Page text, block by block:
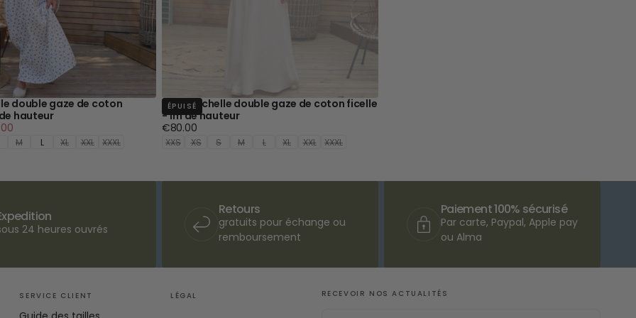
double gaze de coton
hauteur
M L XL XXL XXXL
Jupe Rachelle double gaze de coton ficelle
- 1m de hauteur
ÉPUISÉ
Prix
régulier
€80.00
XXS XS S M L XL XXL XXXL
24 heures ouvrés
Retours
gratuits pour échange ou
remboursement
Paiement 100% sécurisé
Par carte, Paypal, Apple pay
ou Alma
SERVICE CLIENT LÉGAL
RECEVOIR NOS ACTUALITÉS